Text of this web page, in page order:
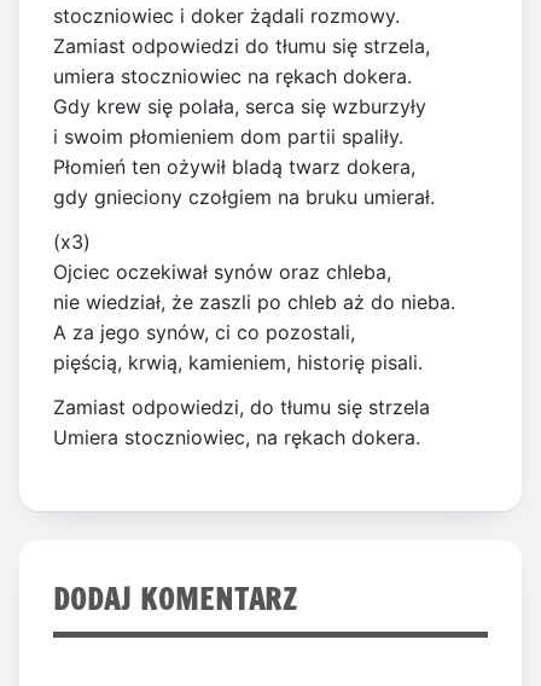
stoczniowiec i doker żądali rozmowy.
Zamiast odpowiedzi do tłumu się strzela,
umiera stoczniowiec na rękach dokera.
Gdy krew się polała, serca się wzburzyły
i swoim płomieniem dom partii spaliły.
Płomień ten ożywił bladą twarz dokera,
gdy gnieciony czołgiem na bruku umierał.
(x3)
Ojciec oczekiwał synów oraz chleba,
nie wiedział, że zaszli po chleb aż do nieba.
A za jego synów, ci co pozostali,
pięścią, krwią, kamieniem, historię pisali.
Zamiast odpowiedzi, do tłumu się strzela
Umiera stoczniowiec, na rękach dokera.
DODAJ KOMENTARZ